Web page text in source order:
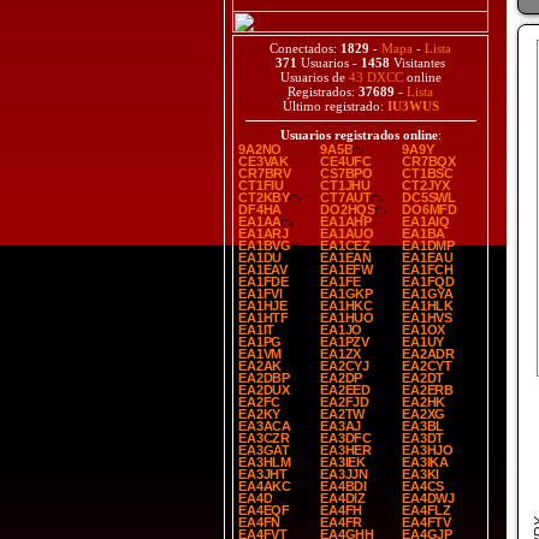
Conectados: 1829 - Mapa - Lista
371 Usuarios - 1458 Visitantes
Usuarios de 43 DXCConline
Registrados: 37689 - Lista
Último registrado: IU3WUS
Usuarios registrados online:
9A2NO
9A5B
9A9Y
CE3VAK
CE4UFC
CR7BQX
CR7BRV
CS7BPO
CT1BSC
CT1FIU
CT1JHU
CT2JYX
CT2KBY
CT7AUT
DC5SWL
DF4HA
DO2HQS
DO6MFD
EA1AA
EA1AHP
EA1AIQ
EA1ARJ
EA1AUO
EA1BA
EA1BVG
EA1CEZ
EA1DMP
EA1DU
EA1EAN
EA1EAU
EA1EAV
EA1EFW
EA1FCH
EA1FDE
EA1FE
EA1FQD
EA1FVI
EA1GKP
EA1GYA
EA1HJE
EA1HKC
EA1HLK
EA1HTF
EA1HUO
EA1HVS
EA1IT
EA1JO
EA1OX
EA1PG
EA1PZV
EA1UY
EA1VM
EA1ZX
EA2ADR
EA2AK
EA2CYJ
EA2CYT
EA2DBP
EA2DP
EA2DT
EA2DUX
EA2EED
EA2ERB
EA2FC
EA2FJD
EA2HK
EA2KY
EA2TW
EA2XG
EA3ACA
EA3AJ
EA3BL
EA3CZR
EA3DFC
EA3DT
EA3GAT
EA3HER
EA3HJO
EA3HLM
EA3IEK
EA3IKA
EA3JHT
EA3JJN
EA3KI
EA4AKC
EA4BDI
EA4CS
EA4D
EA4DIZ
EA4DWJ
EA4EQF
EA4FH
EA4FLZ
EA4FN
EA4FR
EA4FTV
EA4FVT
EA4GHH
EA4GJP